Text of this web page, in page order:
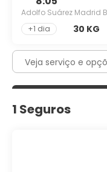
Adolfo Suárez Madrid
+1 dia
30 KG
Veja serviço e
1 Seguros